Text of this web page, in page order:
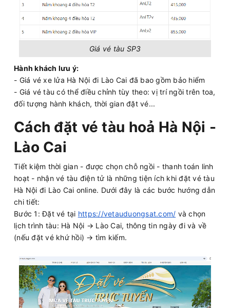
Giá vé tàu SP3
Hành khách lưu ý:
- Giá vé xe lửa Hà Nội đi Lào Cai đã bao gồm bảo hiểm
- Giá vé tàu có thể điều chỉnh tùy theo: vị trí ngồi trên toa,
đối tượng hành khách, thời gian đặt vé...
Cách đặt vé tàu hoả Hà Nội -
Lào Cai
Tiết kiệm thời gian - được chọn chỗ ngồi - thanh toán linh
hoạt - nhận vé tàu điện tử là những tiện ích khi đặt vé tàu
Hà Nội đi Lào Cai online. Dưới đây là các bước hướng dẫn
chi tiết:
Bước 1: Đặt vé tại https://vetauduongsat.com/ và chọn
lịch trình tàu: Hà Nội → Lào Cai, thông tin ngày đi và về
(nếu đặt vé khứ hồi) → tìm kiếm.